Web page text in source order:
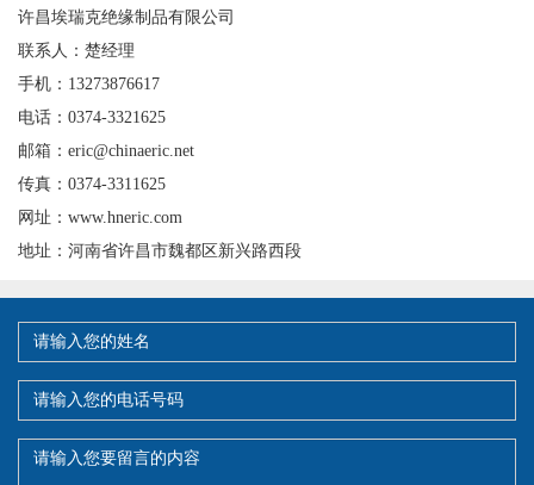
许昌埃瑞克绝缘制品有限公司
联系人：楚经理
手机：13273876617
电话：0374-3321625
邮箱：eric@chinaeric.net
传真：0374-3311625
网址：www.hneric.com
地址：河南省许昌市魏都区新兴路西段